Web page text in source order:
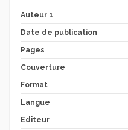
Auteur 1
Date de publication
Pages
Couverture
Format
Langue
Editeur